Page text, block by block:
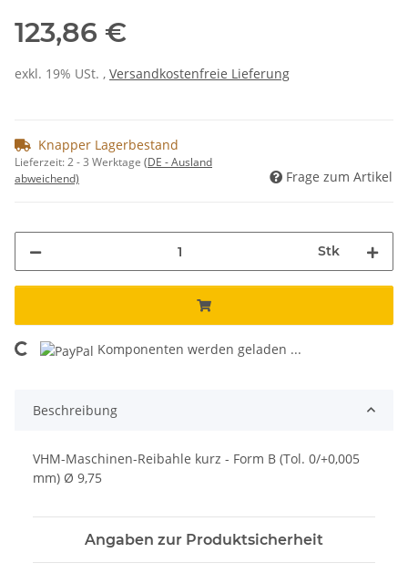
123,86 €
exkl. 19% USt. , Versandkostenfreie Lieferung
Knapper Lagerbestand
Lieferzeit:2 - 3 Werktage (DE - Ausland
abweichend)
Frage zum Artikel
Stk
Loading... Komponenten werden geladen ...
Beschreibung
VHM-Maschinen-Reibahle kurz - Form B (Tol. 0/+0,005
mm) Ø 9,75
Angaben zur Produktsicherheit